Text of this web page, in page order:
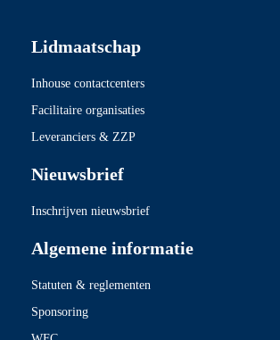
Lidmaatschap
Inhouse contactcenters
Facilitaire organisaties
Leveranciers & ZZP
Nieuwsbrief
Inschrijven nieuwsbrief
Algemene informatie
Statuten & reglementen
Sponsoring